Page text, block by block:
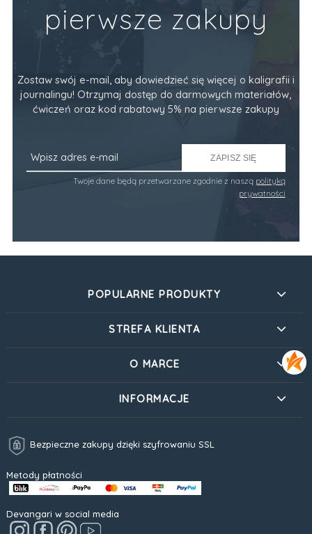
pierwsze zakupy
Zostaw swój e-mail, aby dowiedzieć się więcej o kaligrafii i
journalingu! Otrzymaj dostęp do darmowych materiałów,
ćwiczeń oraz kod rabatowy 5% na pierwsze zakupy
ZAPISZ SIĘ
Twoje dane będą przetwarzane zgodnie z naszą polityką
prywatności
POPULARNE PRODUKTY
STREFA KLIENTA
O MARCE
INFORMACJE
Bezpieczne zakupy dzięki szyfrowaniu SSL
Metody płatności
Devangari w social media